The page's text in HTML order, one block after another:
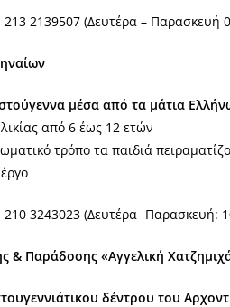
2139507 (Δευτέρα – Παρασκευή
μέσα από τα μάτια
από 6 έως 12 ετών
τρόπο τα παιδιά
3243023 (Δευτέρα- Παρασκευή:
& Παράδοσης «Αγγελική
δέντρου του